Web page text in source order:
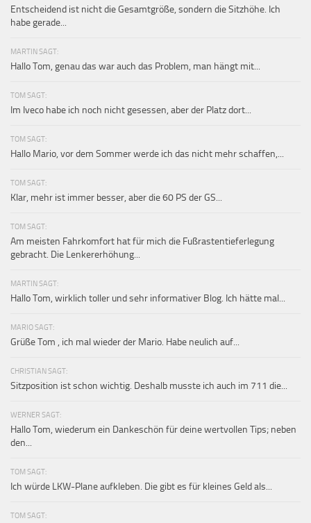
Entscheidend ist nicht die Gesamtgröße, sondern die Sitzhöhe. Ich
habe gerade...
MARTIN SAGT:
Hallo Tom, genau das war auch das Problem, man hängt mit...
TOM SAGT:
Im Iveco habe ich noch nicht gesessen, aber der Platz dort...
TOM SAGT:
Hallo Mario, vor dem Sommer werde ich das nicht mehr schaffen,...
TOM SAGT:
Klar, mehr ist immer besser, aber die 60 PS der GS...
TOM SAGT:
Am meisten Fahrkomfort hat für mich die Fußrastentieferlegung
gebracht. Die Lenkererhöhung...
MARTIN SAGT:
Hallo Tom, wirklich toller und sehr informativer Blog. Ich hätte mal...
MARIO SAGT:
Grüße Tom , ich mal wieder der Mario. Habe neulich auf...
CHRISTIAN SAGT:
Sitzposition ist schon wichtig. Deshalb musste ich auch im 711 die...
WERNER SAGT:
Hallo Tom, wiederum ein Dankeschön für deine wertvollen Tips; neben
den...
TOM SAGT:
Ich würde LKW-Plane aufkleben. Die gibt es für kleines Geld als...
TOM SAGT: